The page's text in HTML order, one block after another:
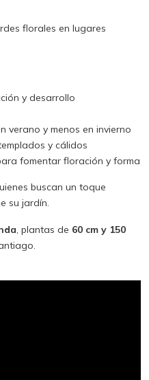
florales en lugares
y desarrollo
verano y menos en invierno
y cálidos
fomentar floración y forma
buscan un toque
su jardín.
, plantas de 60 cm y 150